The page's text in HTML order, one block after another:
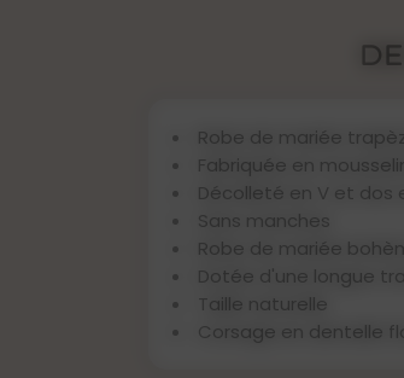
Robe de mariée
Fabriquée en
Décolleté en V et dos
Sans manches
Robe de mariée
Dotée d'une longue
Taille naturelle
Corsage en dentelle